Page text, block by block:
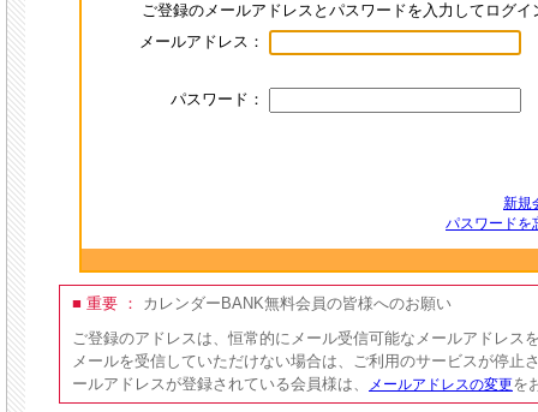
ご登録のメールアドレスとパスワードを入力してログイ
メールアドレス：
パスワード：
新規
パスワードを
■ 重要 ：
カレンダーBANK無料会員の皆様へのお願い
ご登録のアドレスは、恒常的にメール受信可能なメールアドレス
メールを受信していただけない場合は、ご利用のサービスが停止
ールアドレスが登録されている会員様は、
メールアドレスの変更を